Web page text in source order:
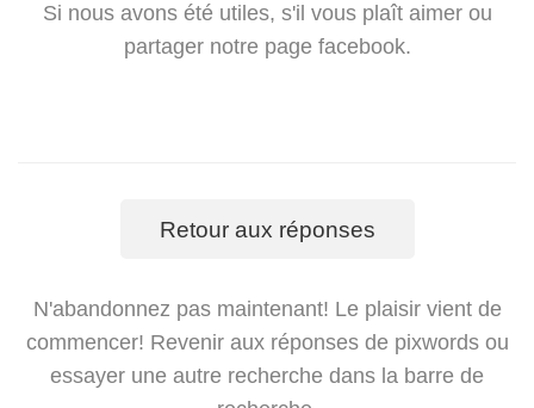
Si nous avons été utiles, s'il vous plaît aimer ou
partager notre page facebook.
Retour aux réponses
N'abandonnez pas maintenant! Le plaisir vient de
commencer! Revenir aux réponses de pixwords ou
essayer une autre recherche dans la barre de